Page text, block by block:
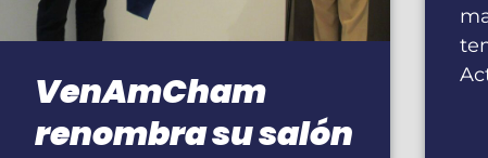
VenAmCham
renombra su salón